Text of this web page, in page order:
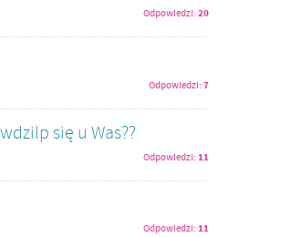
Odpowiedzi: 20
Odpowiedzi: 7
się u Was??
Odpowiedzi: 11
Odpowiedzi: 11